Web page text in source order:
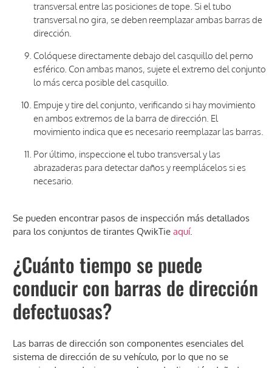
transversal entre las posiciones de tope. Si el tubo
transversal no gira, se deben reemplazar ambas barras de
dirección.
Colóquese directamente debajo del casquillo del perno
esférico. Con ambas manos, sujete el extremo del conjunto
lo más cerca posible del casquillo.
Empuje y tire del conjunto, verificando si hay movimiento
en ambos extremos de la barra de dirección. El
movimiento indica que es necesario reemplazar las barras.
Por último, inspeccione el tubo transversal y las
abrazaderas para detectar daños y reemplácelos si es
necesario.
Se pueden encontrar pasos de inspección más detallados
para los conjuntos de tirantes QwikTie aquí.
¿Cuánto tiempo se puede
conducir con barras de dirección
defectuosas?
Las barras de dirección son componentes esenciales del
sistema de dirección de su vehículo, por lo que no se